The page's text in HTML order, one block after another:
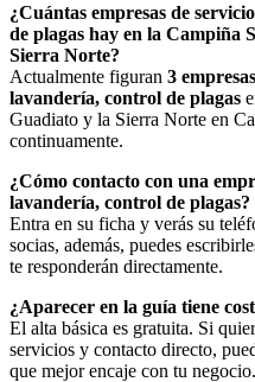
¿Cuántas empresas de
de plagas hay en la Campiña
Sierra Norte?
Actualmente figuran 3
lavandería, control de plagas
Guadiato y la Sierra Norte en
continuamente.
¿Cómo contacto con una
lavandería, control de plagas?
Entra en su ficha y verás su
socias, además, puedes
te responderán directamente.
¿Aparecer en la guía tiene
El alta básica es gratuita. Si
servicios y contacto directo,
que mejor encaje con tu negocio.